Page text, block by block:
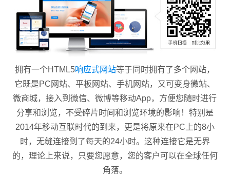
拥有一个HTML5响应式网站等于同时拥有了多个网站，
它既是PC网站、平板网站、手机网站，又可变身微站、
微商城，接入到微信、微博等移动App，方便您随时进行
分享和浏览，不受碎片时间和浏览环境的影响！特别是
2014年移动互联时代的到来，更是将原来在PC上的8小
时，无缝连接到了每天的24小时。这种连接它是无界
的，理论上来说，只要您愿意，您的客户可以在全球任何
角落。